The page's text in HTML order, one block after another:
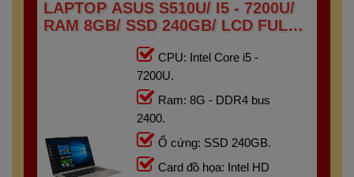
LAPTOP ASUS S510U/ I5 - 7200U/
RAM 8GB/ SSD 240GB/ LCD FULL
CPU: Intel Core i5 -
7200U.
Ram: 8G - DDR4 bus
2400.
Ổ cứng: SSD 240GB.
Card đồ họa: Intel HD